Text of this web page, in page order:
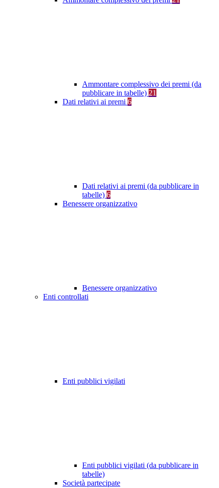
Ammontare complessivo dei premi (da
pubblicare in tabelle) 21
Dati relativi ai premi 6
Dati relativi ai premi (da pubblicare in
tabelle) 6
Benessere organizzativo
Benessere organizzativo
Enti controllati
Enti pubblici vigilati
Enti pubblici vigilati (da pubblicare in
tabelle)
Società partecipate